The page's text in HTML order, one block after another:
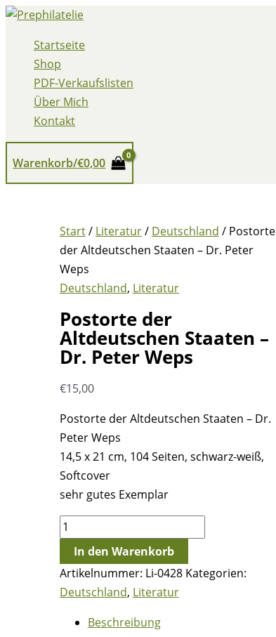
Zum
springenStartseite
Shop
PDF-Verkaufslisten
Über Mich
Kontakt
Warenkorb/€0,00
Start/ Literatur/ Deutschland / Postorte
der Altdeutschen Staaten – Dr. Peter
Weps
Deutschland, Literatur
Postorte der
Altdeutschen Staaten –
Dr. Peter Weps
€15,00
Postorte der Altdeutschen Staaten – Dr.
Peter Weps
14,5 x 21 cm, 104 Seiten, schwarz-weiß,
Softcover
sehr gutes Exemplar
Postorte
der
Altdeutschen
Staaten
-
In den Warenkorb
Artikelnummer: Li-0428 Kategorien:
Deutschland, Literatur
Beschreibung